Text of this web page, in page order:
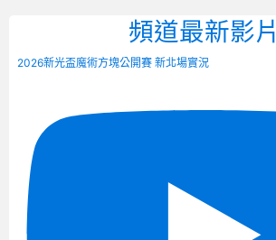
頻道最新影片
2026新光盃魔術方塊公開賽 新北場實況